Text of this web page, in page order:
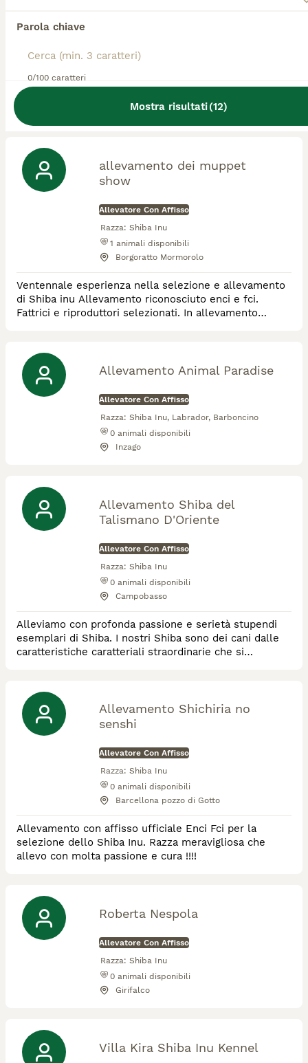
Parola chiave
0/100 caratteri
Mostra risultati(12)
Bressana Bottarone
Siamo una grande famiglia di cui faccio parte io e mio
figlio Daniele e tutti i nostri amici del cuore pelosi e
pelosissimi.🩷 Il nostro è un allevamento etico
riconosciuto e con affisso:
allevamento dei muppet
show
Allevatore Con Affisso
Razza: Shiba Inu
1 animali disponibili
Borgoratto Mormorolo
Ventennale esperienza nella selezione e allevamento
di Shiba inu Allevamento riconosciuto enci e fci.
Fattrici e riproduttori selezionati. In allevamento
Allevamento Animal Paradise
Allevatore Con Affisso
Razza: Shiba Inu, Labrador, Barboncino
0 animali disponibili
Inzago
Allevamento Shiba del
Talismano D'Oriente
Allevatore Con Affisso
Razza: Shiba Inu
0 animali disponibili
Campobasso
Alleviamo con profonda passione e serietà stupendi
esemplari di Shiba. I nostri Shiba sono dei cani dalle
caratteristiche caratteriali straordinarie che si
Allevamento Shichiria no
senshi
Allevatore Con Affisso
Razza: Shiba Inu
0 animali disponibili
Barcellona pozzo di Gotto
Allevamento con affisso ufficiale Enci Fci per la
selezione dello Shiba Inu. Razza meravigliosa che
allevo con molta passione e cura !!!!
Roberta Nespola
Allevatore Con Affisso
Razza: Shiba Inu
0 animali disponibili
Girifalco
Villa Kira Shiba Inu Kennel